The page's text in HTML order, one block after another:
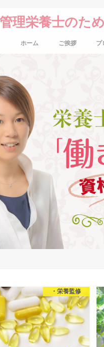
理栄養士のた
ホーム ご挨拶 プ
・栄養監修